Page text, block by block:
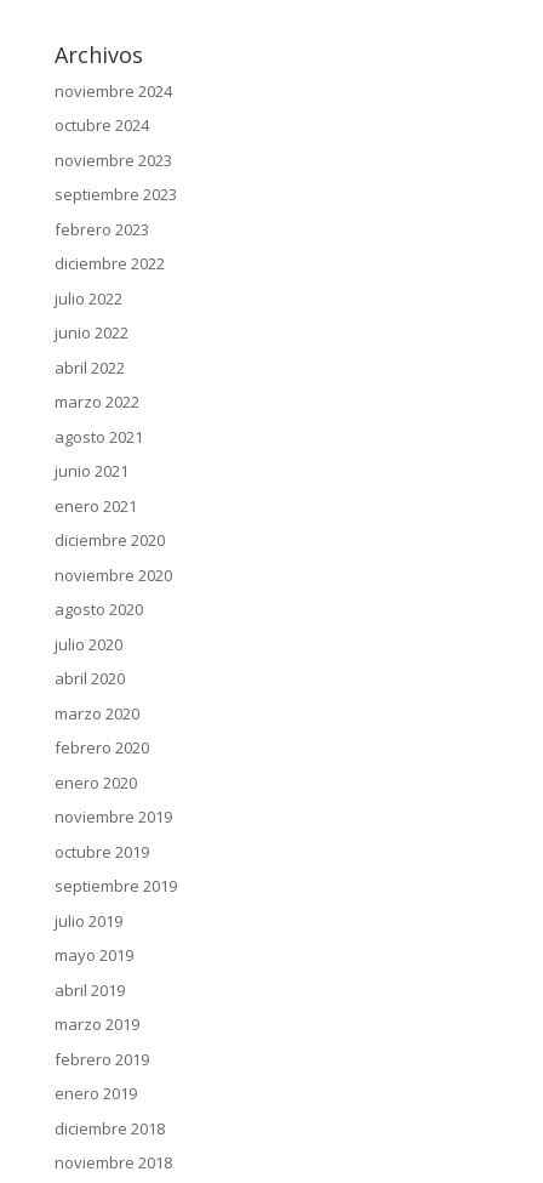
Archivos
noviembre 2024
octubre 2024
noviembre 2023
septiembre 2023
febrero 2023
diciembre 2022
julio 2022
junio 2022
abril 2022
marzo 2022
agosto 2021
junio 2021
enero 2021
diciembre 2020
noviembre 2020
agosto 2020
julio 2020
abril 2020
marzo 2020
febrero 2020
enero 2020
noviembre 2019
octubre 2019
septiembre 2019
julio 2019
mayo 2019
abril 2019
marzo 2019
febrero 2019
enero 2019
diciembre 2018
noviembre 2018